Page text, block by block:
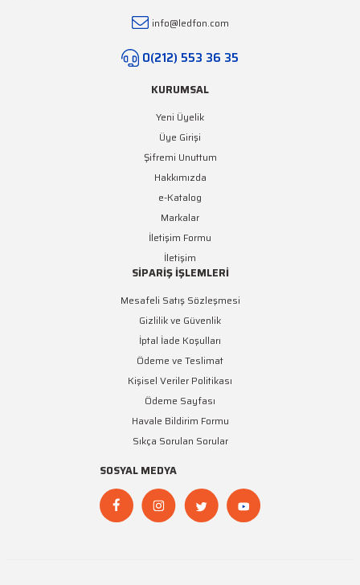
info@ledfon.com
0(212) 553 36 35
KURUMSAL
Yeni Üyelik
Üye Girişi
Şifremi Unuttum
Hakkımızda
e-Katalog
Markalar
İletişim Formu
İletişim
SİPARİŞ İŞLEMLERİ
Mesafeli Satış Sözleşmesi
Gizlilik ve Güvenlik
İptal İade Koşulları
Ödeme ve Teslimat
Kişisel Veriler Politikası
Ödeme Sayfası
Havale Bildirim Formu
Sıkça Sorulan Sorular
SOSYAL MEDYA